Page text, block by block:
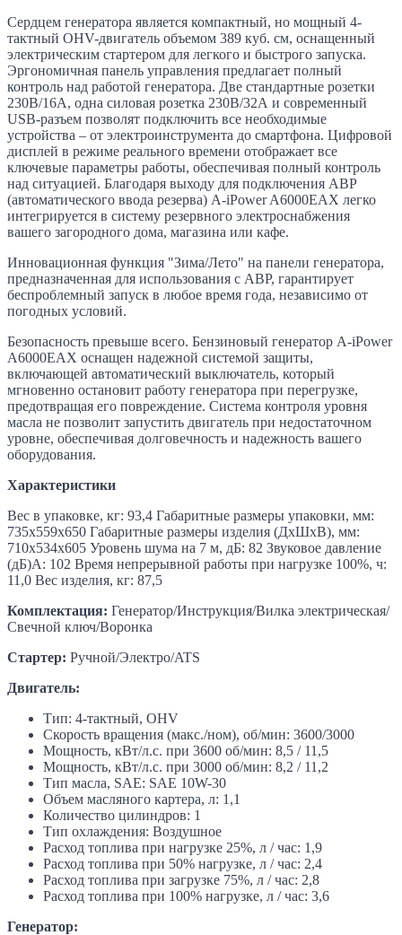
Сердцем генератора является компактный, но мощный 4-
тактный OHV-двигатель объемом 389 куб. см, оснащенный
электрическим стартером для легкого и быстрого запуска.
Эргономичная панель управления предлагает полный
контроль над работой генератора. Две стандартные розетки
230В/16А, одна силовая розетка 230В/32А и современный
USB-разъем позволят подключить все необходимые
устройства – от электроинструмента до смартфона. Цифровой
дисплей в режиме реального времени отображает все
ключевые параметры работы, обеспечивая полный контроль
над ситуацией. Благодаря выходу для подключения АВР
(автоматического ввода резерва) A-iPower A6000EAX легко
интегрируется в систему резервного электроснабжения
вашего загородного дома, магазина или кафе.
Инновационная функция "Зима/Лето" на панели генератора,
предназначенная для использования с АВР, гарантирует
беспроблемный запуск в любое время года, независимо от
погодных условий.
Безопасность превыше всего. Бензиновый генератор A-iPower
A6000ЕАХ оснащен надежной системой защиты,
включающей автоматический выключатель, который
мгновенно остановит работу генератора при перегрузке,
предотвращая его повреждение. Система контроля уровня
масла не позволит запустить двигатель при недостаточном
уровне, обеспечивая долговечность и надежность вашего
оборудования.
Характеристики
Вес в упаковке, кг: 93,4 Габаритные размеры упаковки, мм:
735х559х650 Габаритные размеры изделия (ДхШхВ), мм:
710х534х605 Уровень шума на 7 м, дБ: 82 Звуковое давление
(дБ)А: 102 Время непрерывной работы при нагрузке 100%, ч:
11,0 Вес изделия, кг: 87,5
Комплектация: Генератор/Инструкция/Вилка электрическая/
Свечной ключ/Воронка
Стартер: Ручной/Электро/ATS
Двигатель:
Тип: 4-тактный, OHV
Скорость вращения (макс./ном), об/мин: 3600/3000
Мощность, кВт/л.с. при 3600 об/мин: 8,5 / 11,5
Мощность, кВт/л.с. при 3000 об/мин: 8,2 / 11,2
Тип масла, SAE: SAE 10W-30
Объем масляного картера, л: 1,1
Количество цилиндров: 1
Тип охлаждения: Воздушное
Расход топлива при нагрузке 25%, л / час: 1,9
Расход топлива при 50% нагрузке, л / час: 2,4
Расход топлива при загрузке 75%, л / час: 2,8
Расход топлива при 100% нагрузке, л / час: 3,6
Генератор: